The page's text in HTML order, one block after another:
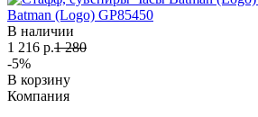
Batman (Logo) GP85450
В наличии
1 216 р.1 280
-5%
В корзину
Компания